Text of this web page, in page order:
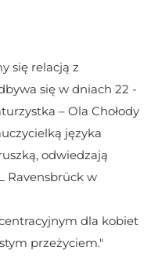
się relacją z
się w dniach 22 -
– Ola Chołody
języka
odwiedzają
Ravensbrück w
dla kobiet
przeżyciem."